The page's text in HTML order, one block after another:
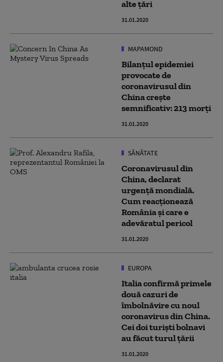
alte țări
31.01.2020
MAPAMOND
Bilanțul epidemiei
provocate de
coronavirusul din
China crește
semnificativ: 213 morți
31.01.2020
SĂNĂTATE
Coronavirusul din
China, declarat
urgență mondială.
Cum reacționează
România și care e
adevăratul pericol
31.01.2020
EUROPA
Italia confirmă primele
două cazuri de
îmbolnăvire cu noul
coronavirus din China.
Cei doi turiști bolnavi
au făcut turul țării
31.01.2020